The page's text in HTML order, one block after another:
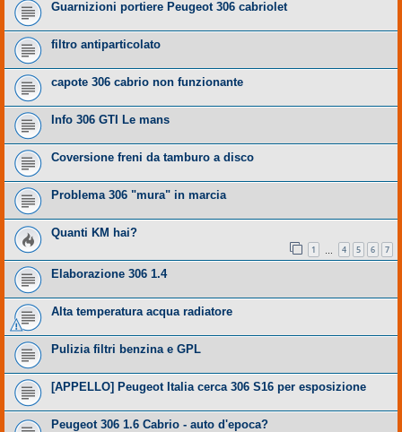
Guarnizioni portiere Peugeot 306 cabriolet
filtro antiparticolato
capote 306 cabrio non funzionante
Info 306 GTI Le mans
Coversione freni da tamburo a disco
Problema 306 "mura" in marcia
Quanti KM hai?
1 4 5 6 7
Elaborazione 306 1.4
Alta temperatura acqua radiatore
Pulizia filtri benzina e GPL
[APPELLO] Peugeot Italia cerca 306 S16 per esposizione
Peugeot 306 1.6 Cabrio - auto d'epoca?